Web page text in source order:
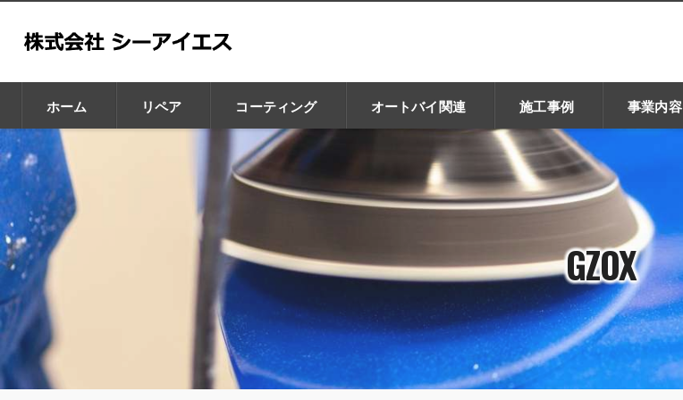
ホーム リペア コーティング
GZOX
CHIP BRA
Leaps
Car Purele
オートバイ関連 施工事例 事業内容
GZOX